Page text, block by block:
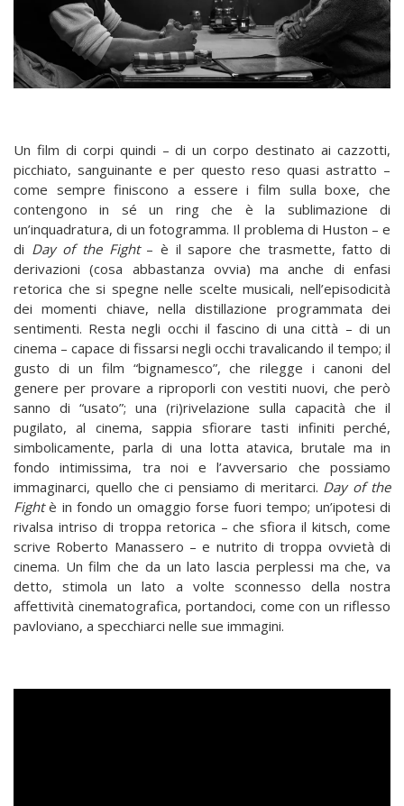
Un film di corpi quindi – di un corpo destinato ai cazzotti,
picchiato, sanguinante e per questo reso quasi astratto –
come sempre finiscono a essere i film sulla boxe, che
contengono in sé un ring che è la sublimazione di
un’inquadratura, di un fotogramma. Il problema di Huston – e
di Day of the Fight– è il sapore che trasmette, fatto di
derivazioni (cosa abbastanza ovvia) ma anche di enfasi
retorica che si spegne nelle scelte musicali, nell’episodicità
dei momenti chiave, nella distillazione programmata dei
sentimenti. Resta negli occhi il fascino di una città – di un
cinema – capace di fissarsi negli occhi travalicando il tempo; il
gusto di un film “bignamesco”, che rilegge i canoni del
genere per provare a riproporli con vestiti nuovi, che però
sanno di “usato”; una (ri)rivelazione sulla capacità che il
pugilato, al cinema, sappia sfiorare tasti infiniti perché,
simbolicamente, parla di una lotta atavica, brutale ma in
fondo intimissima, tra noi e l’avversario che possiamo
immaginarci, quello che ci pensiamo di meritarci. Day of the
Fightè in fondo un omaggio forse fuori tempo; un’ipotesi di
rivalsa intriso di troppa retorica – che sfiora il kitsch, come
scrive Roberto Manassero – e nutrito di troppa ovvietà di
cinema. Un film che da un lato lascia perplessi ma che, va
detto, stimola un lato a volte sconnesso della nostra
affettività cinematografica, portandoci, come con un riflesso
pavloviano, a specchiarci nelle sue immagini.